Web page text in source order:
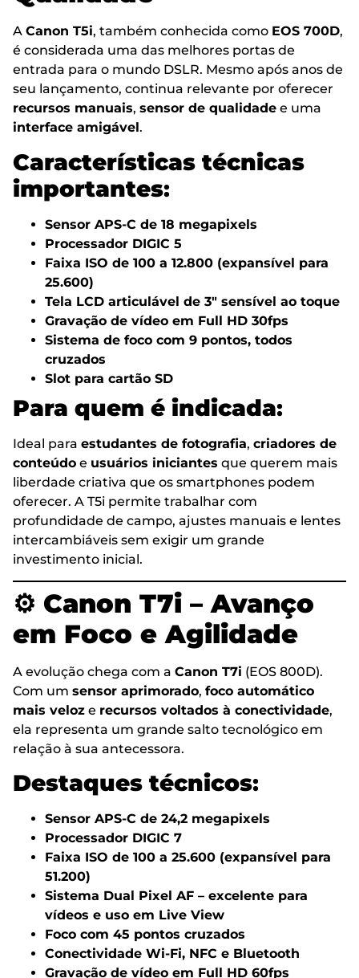
A Canon T5i, também conhecida como EOS 700D,
é considerada uma das melhores portas de
entrada para o mundo DSLR. Mesmo após anos de
seu lançamento, continua relevante por oferecer
recursos manuais, sensor de qualidade e uma
interface amigável.
Características técnicas
importantes:
Sensor APS-C de 18 megapixels
Processador DIGIC 5
Faixa ISO de 100 a 12.800 (expansível para
25.600)
Tela LCD articulável de 3″ sensível ao toque
Gravação de vídeo em Full HD 30fps
Sistema de foco com 9 pontos, todos
cruzados
Slot para cartão SD
Para quem é indicada:
Ideal para estudantes de fotografia, criadores de
conteúdo e usuários iniciantes que querem mais
liberdade criativa que os smartphones podem
oferecer. A T5i permite trabalhar com
profundidade de campo, ajustes manuais e lentes
intercambiáveis sem exigir um grande
investimento inicial.
⚙️ Canon T7i – Avanço
em Foco e Agilidade
A evolução chega com a Canon T7i (EOS 800D).
Com um sensor aprimorado, foco automático
mais veloz e recursos voltados à conectividade,
ela representa um grande salto tecnológico em
relação à sua antecessora.
Destaques técnicos:
Sensor APS-C de 24,2 megapixels
Processador DIGIC 7
Faixa ISO de 100 a 25.600 (expansível para
51.200)
Sistema Dual Pixel AF – excelente para
vídeos e uso em Live View
Foco com 45 pontos cruzados
Conectividade Wi-Fi, NFC e Bluetooth
Gravação de vídeo em Full HD 60fps